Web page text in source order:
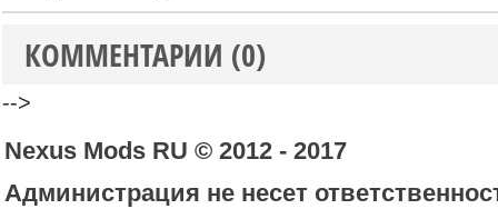
КОММЕНТАРИИ (0)
-->
Nexus Mods RU © 2012 - 2017
Администрация не несет